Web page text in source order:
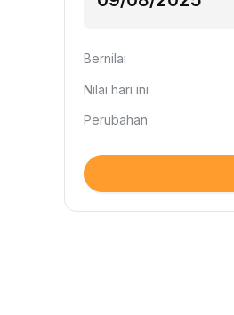
Bernilai
Nilai hari ini
Perubahan